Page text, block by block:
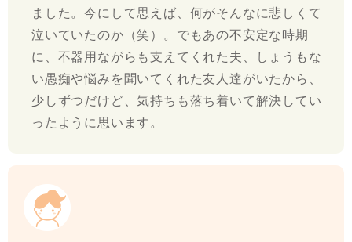
ました。今にして思えば、何がそんなに悲しくて
泣いていたのか（笑）。でもあの不安定な時期
に、不器用ながらも支えてくれた夫、しょうもな
い愚痴や悩みを聞いてくれた友人達がいたから、
少しずつだけど、気持ちも落ち着いて解決してい
ったように思います。